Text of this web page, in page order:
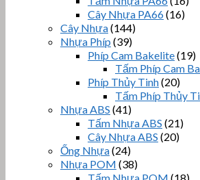
Cây Nhựa PA66(16)
Cây Nhựa(144)
Nhựa Phíp (39)
Phíp Cam Bakelite(19)
Tấm Phíp Cam
Phíp Thủy Tinh(20)
Tấm Phíp Thủy
Nhựa ABS (41)
Tấm Nhựa ABS (21)
Cây Nhựa ABS (20)
Ống Nhựa(24)
Nhựa POM (38)